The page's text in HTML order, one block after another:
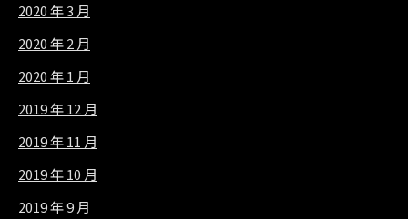
2020 年 3 月
2020 年 2 月
2020 年 1 月
2019 年 12 月
2019 年 11 月
2019 年 10 月
2019 年 9 月